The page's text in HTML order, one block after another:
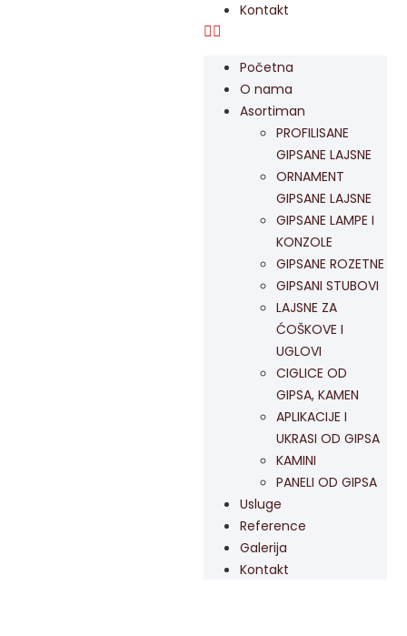
Kontakt
Početna
O nama
Asortiman
PROFILISANE
GIPSANE LAJSNE
ORNAMENT
GIPSANE LAJSNE
GIPSANE LAMPE I
KONZOLE
GIPSANE ROZETNE
GIPSANI STUBOVI
LAJSNE ZA
ĆOŠKOVE I
UGLOVI
CIGLICE OD
GIPSA, KAMEN
APLIKACIJE I
UKRASI OD GIPSA
KAMINI
PANELI OD GIPSA
Usluge
Reference
Galerija
Kontakt